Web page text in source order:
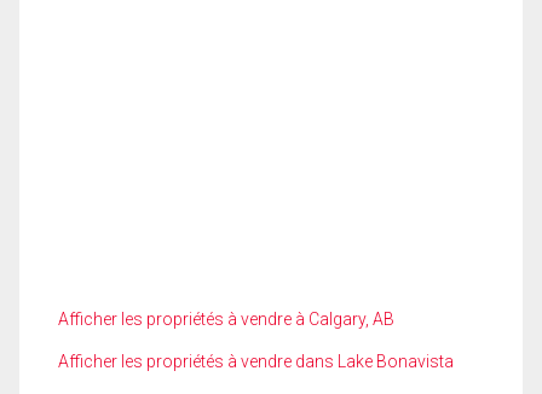
Afficher les propriétés à vendre à Calgary, AB
Afficher les propriétés à vendre dans Lake Bonavista